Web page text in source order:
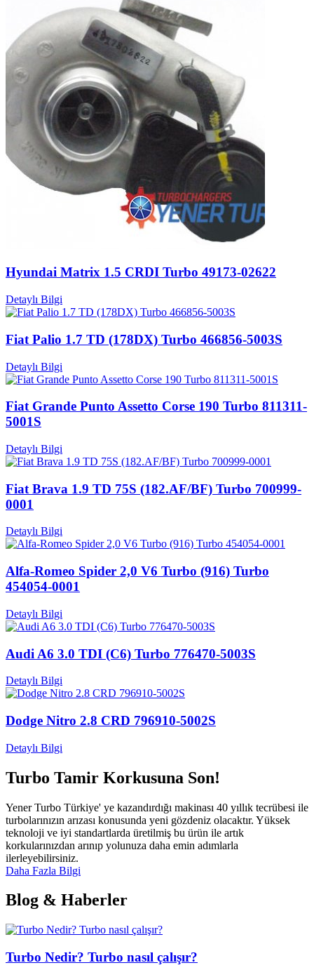
Hyundai Matrix 1.5 CRDI Turbo 49173-02622
Detaylı Bilgi
Fiat Palio 1.7 TD (178DX) Turbo 466856-5003S
Detaylı Bilgi
Fiat Grande Punto Assetto Corse 190 Turbo 811311-
5001S
Detaylı Bilgi
Fiat Brava 1.9 TD 75S (182.AF/BF) Turbo 700999-
0001
Detaylı Bilgi
Alfa-Romeo Spider 2,0 V6 Turbo (916) Turbo
454054-0001
Detaylı Bilgi
Audi A6 3.0 TDI (C6) Turbo 776470-5003S
Detaylı Bilgi
Dodge Nitro 2.8 CRD 796910-5002S
Detaylı Bilgi
Turbo Tamir Korkusuna Son!
Yener Turbo Türkiye' ye kazandırdığı makinası 40 yıllık tecrübesi ile
turbolarınızın arızası konusunda yeni gözdeniz olacaktır. Yüksek
teknoloji ve iyi standartlarda üretilmiş bu ürün ile artık
korkularınızdan arınıp yolunuza daha emin adımlarla
ilerleyebilirsiniz.
Daha Fazla Bilgi
Blog & Haberler
Turbo Nedir? Turbo nasıl çalışır?